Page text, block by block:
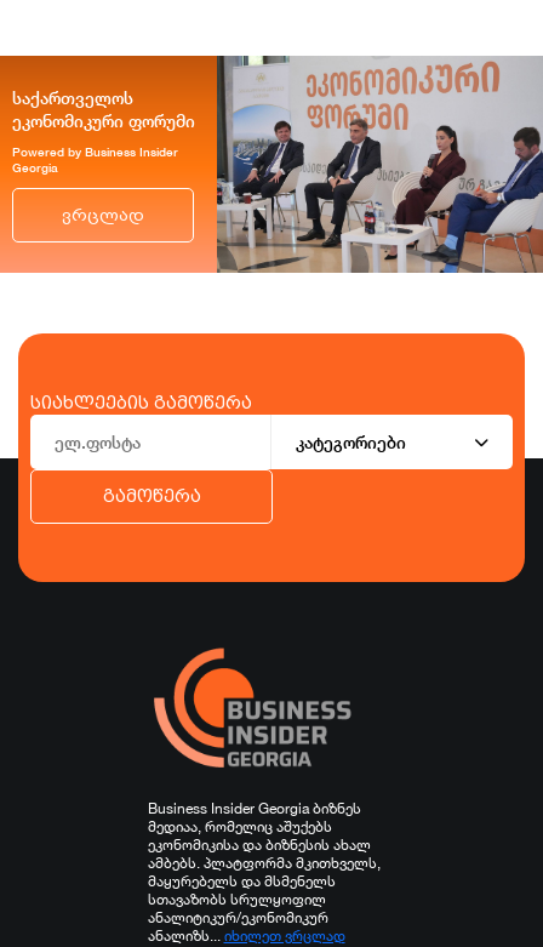
საქართველოს
ეკონომიკური ფორუმი
Powered by Business Insider
Georgia
ვრცლად
სიახლეების გამოწერა
კატეგორიები
გამოწერა
Business Insider Georgia ბიზნეს
მედიაა, რომელიც აშუქებს
ეკონომიკისა და ბიზნესის ახალ
ამბებს. პლატფორმა მკითხველს,
მაყურებელს და მსმენელს
სთავაზობს სრულყოფილ
ანალიტიკურ/ეკონომიკურ
ანალიზს... იხილეთ ვრცლად